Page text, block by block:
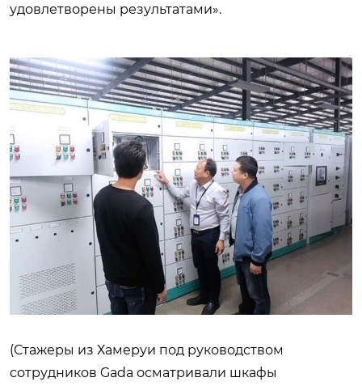
удовлетворены результатами».
(Стажеры из Хамеруи под руководством
сотрудников Gada осматривали шкафы